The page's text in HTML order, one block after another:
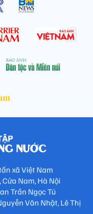
xã Việt Nam
Nam, Hà Nội
Trần Ngọc Tú
Văn Nhật, Lê Thị